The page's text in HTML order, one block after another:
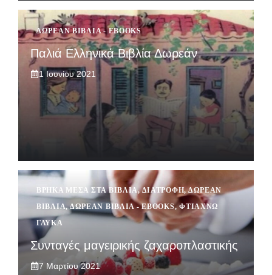
ΔΩΡΕΆΝ ΒΙΒΛΊΑ - EBOOKS
Παλιά Ελληνικά Βιβλία Δωρεάν
1 Ιουνίου 2021
ΒΡΉΚΑ ΜΈΣΑ ΣΤΑ ΒΙΒΛΊΑ,ΔΙΑΤΡΟΦΉ,ΔΩΡΕΆΝ
ΒΙΒΛΊΑ,ΔΩΡΕΆΝ ΒΙΒΛΊΑ - EBOOKS,ΦΤΙΆΧΝΩ
ΓΛΥΚΆ
Συνταγές μαγειρικής ζαχαροπλαστικής
7 Μαρτίου 2021